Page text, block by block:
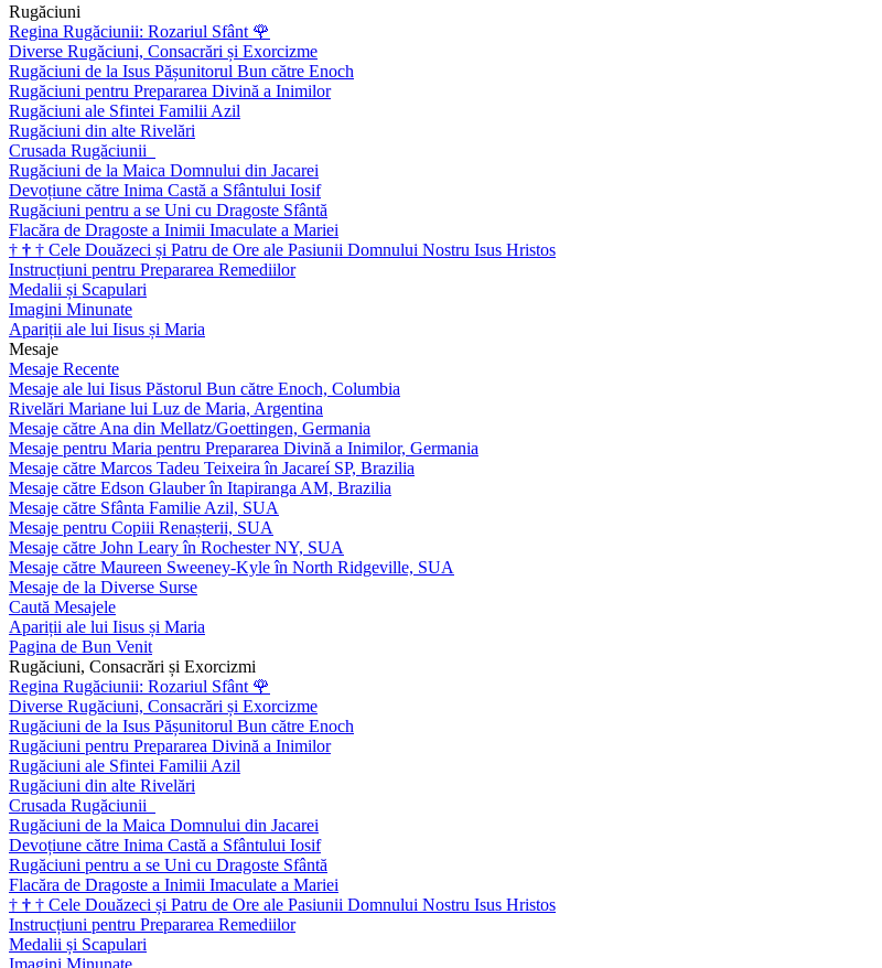
Rugăciuni
Regina Rugăciunii: Rozariul Sfânt 🌹
Diverse Rugăciuni, Consacrări și Exorcizme
Rugăciuni de la Isus Pășunitorul Bun către Enoch
Rugăciuni pentru Prepararea Divină a Inimilor
Rugăciuni ale Sfintei Familii Azil
Rugăciuni din alte Rivelări
Crusada Rugăciunii
Rugăciuni de la Maica Domnului din Jacarei
Devoțiune către Inima Castă a Sfântului Iosif
Rugăciuni pentru a se Uni cu Dragoste Sfântă
Flacăra de Dragoste a Inimii Imaculate a Mariei
† † † Cele Douăzeci și Patru de Ore ale Pasiunii Domnului Nostru Isus Hristos
Instrucțiuni pentru Prepararea Remediilor
Medalii și Scapulari
Imagini Minunate
Apariții ale lui Iisus și Maria
Mesaje
Mesaje Recente
Mesaje ale lui Iisus Păstorul Bun către Enoch, Columbia
Rivelări Mariane lui Luz de Maria, Argentina
Mesaje către Ana din Mellatz/Goettingen, Germania
Mesaje pentru Maria pentru Prepararea Divină a Inimilor, Germania
Mesaje către Marcos Tadeu Teixeira în Jacareí SP, Brazilia
Mesaje către Edson Glauber în Itapiranga AM, Brazilia
Mesaje către Sfânta Familie Azil, SUA
Mesaje pentru Copiii Renașterii, SUA
Mesaje către John Leary în Rochester NY, SUA
Mesaje către Maureen Sweeney-Kyle în North Ridgeville, SUA
Mesaje de la Diverse Surse
Caută Mesajele
Apariții ale lui Iisus și Maria
Pagina de Bun Venit
Rugăciuni, Consacrări și Exorcizmi
Regina Rugăciunii: Rozariul Sfânt 🌹
Diverse Rugăciuni, Consacrări și Exorcizme
Rugăciuni de la Isus Pășunitorul Bun către Enoch
Rugăciuni pentru Prepararea Divină a Inimilor
Rugăciuni ale Sfintei Familii Azil
Rugăciuni din alte Rivelări
Crusada Rugăciunii
Rugăciuni de la Maica Domnului din Jacarei
Devoțiune către Inima Castă a Sfântului Iosif
Rugăciuni pentru a se Uni cu Dragoste Sfântă
Flacăra de Dragoste a Inimii Imaculate a Mariei
† † † Cele Douăzeci și Patru de Ore ale Pasiunii Domnului Nostru Isus Hristos
Instrucțiuni pentru Prepararea Remediilor
Medalii și Scapulari
Imagini Minunate